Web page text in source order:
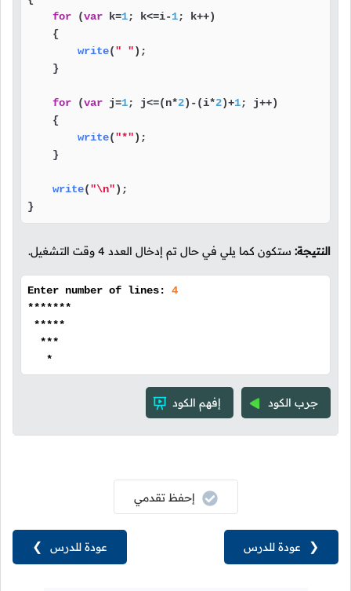
for (var k=1; k<=i-1; k++)
    {
write(" ");
    }
for (var j=1; j<=(n*2)-(i*2)+1; j++)
    {
write("*");
    }
write("\n");
}
النتيجة: ستكون كما يلي في حال تم إدخال العدد 4 وقت التشغيل.
Enter number of lines: 4
*******
*****
***
*
جرب الكود إفهم الكود
عودة للدرس ❯
إحفظ تقدمي
❮ عودة للدرس